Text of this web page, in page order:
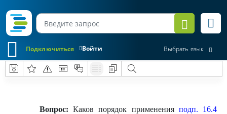
Войти
Подключиться Выбрать язык
Вопрос: Каков порядок применения подп. 16.4